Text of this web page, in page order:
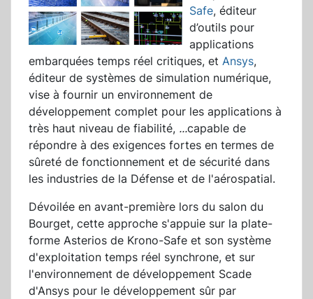
Safe, éditeur
d’outils pour
applications
embarquées temps réel critiques, et Ansys,
éditeur de systèmes de simulation numérique,
vise à fournir un environnement de
développement complet pour les applications à
très haut niveau de fiabilité, ...capable de
répondre à des exigences fortes en termes de
sûreté de fonctionnement et de sécurité dans
les industries de la Défense et de l'aérospatial.
Dévoilée en avant-première lors du salon du
Bourget, cette approche s'appuie sur la plate-
forme Asterios de Krono-Safe et son système
d'exploitation temps réel synchrone, et sur
l'environnement de développement Scade
d'Ansys pour le développement sûr par